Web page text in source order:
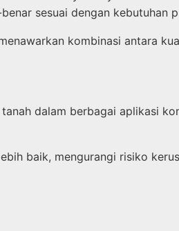
sesuai dengan kebutuhan
kombinasi antara
dalam berbagai aplikasi
baik, mengurangi risiko